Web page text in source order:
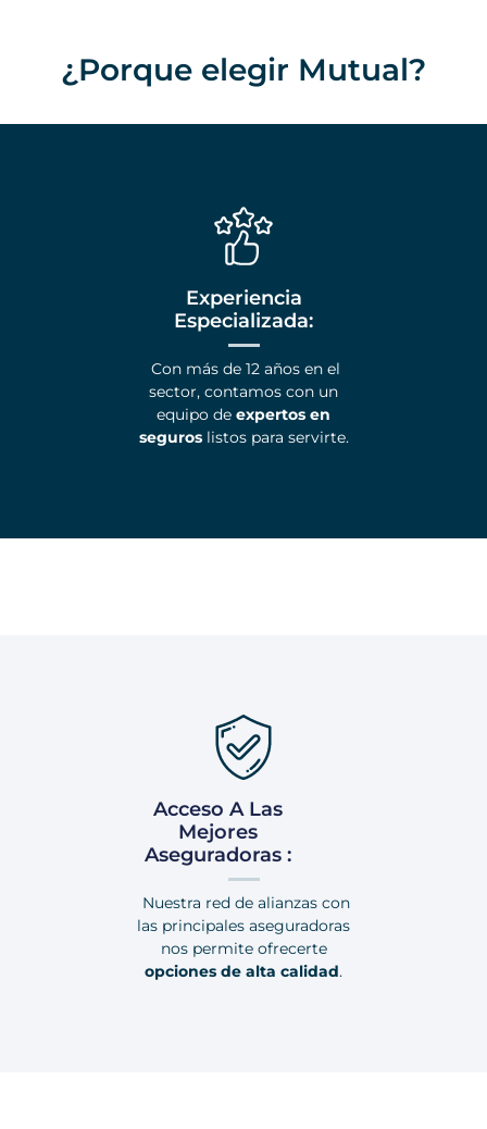
¿Porque elegir Mutual?
Experiencia
Especializada:
Con más de 12 años en el
sector, contamos con un
equipo de expertos en
seguroslistos para servirte.
Acceso A Las
Mejores
Aseguradoras :
Nuestra red de alianzas con
las principales aseguradoras
nos permite ofrecerte
opciones de alta calidad.